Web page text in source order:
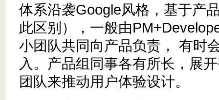
体系沿袭Google风格，基于产
此区别），一般由
小团队共同向产品负责， 有时
入。产品组同事各有所长，展
团队来推动用户体验设计。